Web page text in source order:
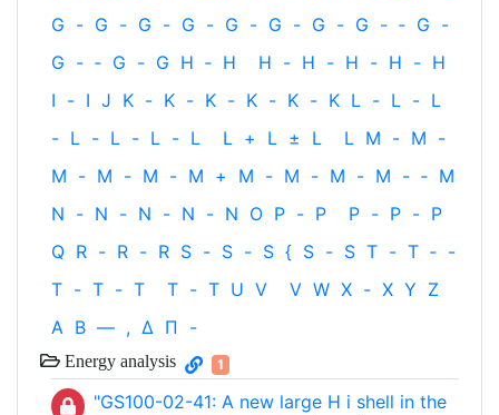
G - G - G - G - G - G - G - G - ‐ G -
G - ‐ G - G H ‐ H H - H - H - H - H
I - I J K - K - K - K - K - K L - L - L
- L - L - L - L L + L ± L L M - M -
M - M - M - M + M - M - M - M - ‐ M
N - N - N - N - N O P - P P - P - P
Q R - R - R S - S - S { S - S T - T ‐ -
T - T - T T - T U V V W X - X Y Z
Α Β — , Δ Π -
Energy analysis 1
"GS100-02-41: A new large H i shell in the